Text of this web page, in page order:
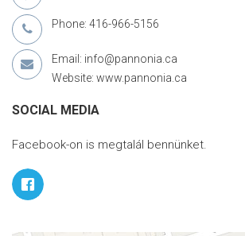
Phone: 416-966-5156
Email: info@pannonia.ca
Website: www.pannonia.ca
SOCIAL MEDIA
Facebook-on is megtalál bennünket.